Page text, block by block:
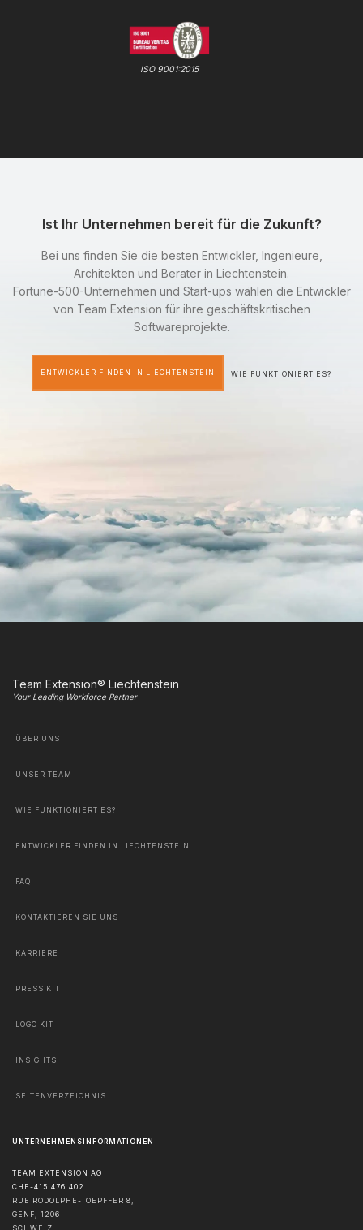
ISO 9001:2015
Ist Ihr Unternehmen bereit für die Zukunft?
Bei uns finden Sie die besten Entwickler, Ingenieure,
Architekten und Berater in Liechtenstein.
Fortune-500-Unternehmen und Start-ups wählen die Entwickler
von Team Extension für ihre geschäftskritischen
Softwareprojekte.
ENTWICKLER FINDEN IN LIECHTENSTEIN WIE FUNKTIONIERT ES?
Team Extension® Liechtenstein
Your Leading Workforce Partner
ÜBER UNS
UNSER TEAM
WIE FUNKTIONIERT ES?
ENTWICKLER FINDEN IN LIECHTENSTEIN
FAQ
KONTAKTIEREN SIE UNS
KARRIERE
PRESS KIT
LOGO KIT
INSIGHTS
SEITENVERZEICHNIS
UNTERNEHMENSINFORMATIONEN
TEAM EXTENSION AG
CHE-415.476.402
RUE RODOLPHE-TOEPFFER 8,
GENF, 1206